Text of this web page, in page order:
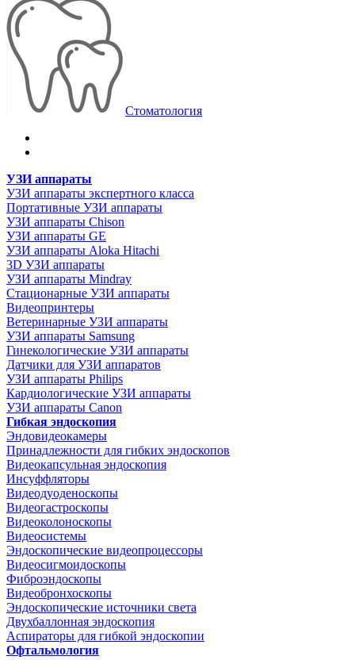
Стоматология
УЗИ аппараты
УЗИ аппараты экспертного класса
Портативные УЗИ аппараты
УЗИ аппараты Chison
УЗИ аппараты GE
УЗИ аппараты Aloka Hitachi
3D УЗИ аппараты
УЗИ аппараты Mindray
Стационарные УЗИ аппараты
Видеопринтеры
Ветеринарные УЗИ аппараты
УЗИ аппараты Samsung
Гинекологические УЗИ аппараты
Датчики для УЗИ аппаратов
УЗИ аппараты Philips
Кардиологические УЗИ аппараты
УЗИ аппараты Canon
Гибкая эндоскопия
Эндовидеокамеры
Принадлежности для гибких эндоскопов
Видеокапсульная эндоскопия
Инсуффляторы
Видеодуоденоскопы
Видеогастроскопы
Видеоколоноскопы
Видеосистемы
Эндоскопические видеопроцессоры
Видеосигмоидоскопы
Фиброэндоскопы
Видеобронхоскопы
Эндоскопические источники света
Двухбаллонная эндоскопия
Аспираторы для гибкой эндоскопии
Офтальмология